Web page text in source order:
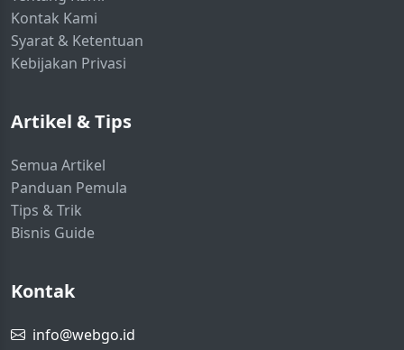
Kontak Kami
Syarat & Ketentuan
Kebijakan Privasi
Artikel & Tips
Semua Artikel
Panduan Pemula
Tips & Trik
Bisnis Guide
Kontak
info@webgo.id